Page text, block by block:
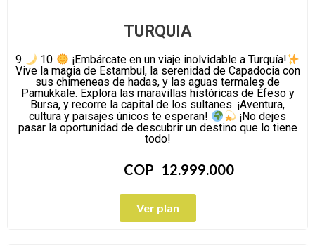
TURQUIA
9 10
¡Embárcate en un viaje inolvidable a Turquía!
Vive la magia de Estambul, la serenidad de Capadocia con
sus chimeneas de hadas, y las aguas termales de
Pamukkale. Explora las maravillas históricas de Éfeso y
Bursa, y recorre la capital de los sultanes. ¡Aventura,
cultura y paisajes únicos te esperan!
¡No dejes
pasar la oportunidad de descubrir un destino que lo tiene
todo!
COP 12.999.000
Ver plan